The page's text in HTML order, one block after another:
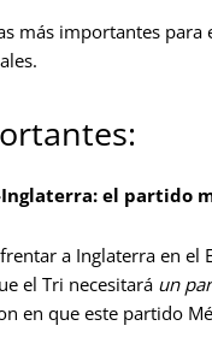
más importantes para
el partido
a Inglaterra en
el Tri necesitará un
en que este partido